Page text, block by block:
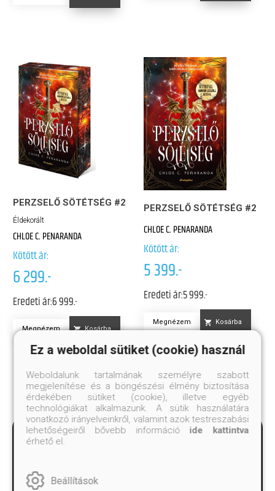
PERZSELŐ SÖTÉTSÉG #2
Éldekorált
CHLOE C. PENARANDA
Kötött ár:
6 299.-
Eredeti ár:6 999.-
Megnézem Kosárba
PERZSELŐ SÖTÉTSÉG #2
CHLOE C. PENARANDA
Kötött ár:
5 399.-
Eredeti ár:5 999.-
Megnézem Kosárba
Ez a weboldal sütiket (cookie) használ
Weboldalunk tartalmának személyre szabott
megjelenítése és a böngészési élmény biztosítása
érdekében sütiket (cookie), illetve egyéb
technológiákat alkalmazunk. A sütik használatára
vonatkozó irányelveinkről, valamint azok testreszabási
lehetőségeiről bővebb információ ide kattintva
érhető el.
Beállítások